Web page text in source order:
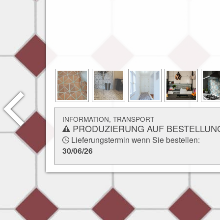
INFORMATION, TRANSPORT
PRODUZIERUNG AUF
Lieferungstermin wenn Sie bestellen:
30/06/26